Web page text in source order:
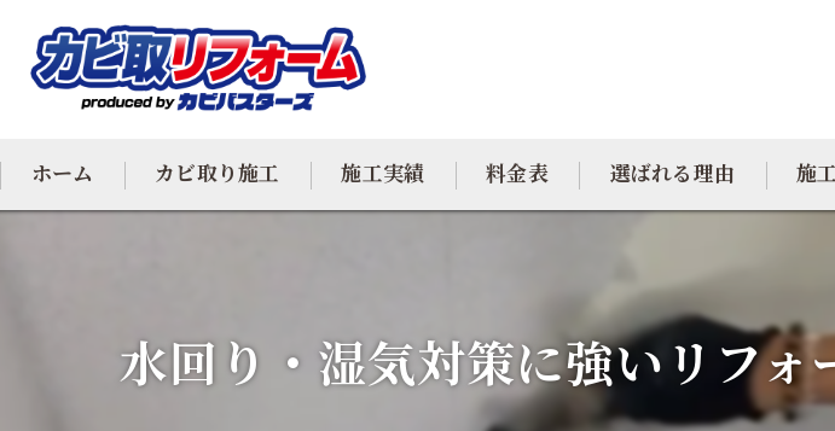
ホーム カビ取り施工 施工実績 料金表 選ばれる理由 施
水回り・湿気対策に強いリフ